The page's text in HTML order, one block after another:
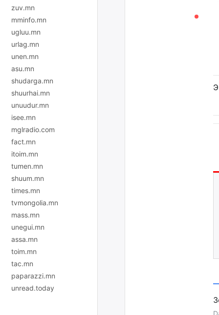
zuv.mn
mminfo.mn
ugluu.mn
urlag.mn
unen.mn
asu.mn
shudarga.mn
shuurhai.mn
unuudur.mn
isee.mn
mglradio.com
fact.mn
itoim.mn
tumen.mn
shuum.mn
times.mn
tvmongolia.mn
mass.mn
unegui.mn
assa.mn
toim.mn
tac.mn
paparazzi.mn
unread.today